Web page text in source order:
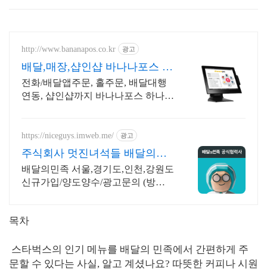
http://www.bananapos.co.kr 광고
배달,매장,샵인샵 바나나포스 가
입시 1개월 무료
전화/배달앱주문, 홀주문, 배달대행
연동, 샵인샵까지 바나나포스 하나로
https://niceguys.imweb.me/ 광고
주식회사 멋진녀석들 배달의민
족 공식협력사
배달의민족 서울,경기도,인천,강원도
신규가입/양도양수/광고문의 (방문
목차
스타벅스의 인기 메뉴를 배달의 민족에서 간편하게 주
문할 수 있다는 사실, 알고 계셨나요? 따뜻한 커피나 시원